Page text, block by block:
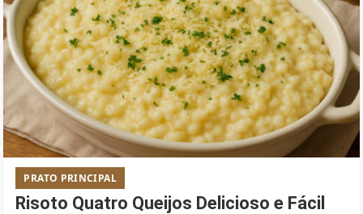
PRATO PRINCIPAL
Risoto Quatro Queijos Delicioso e Fácil